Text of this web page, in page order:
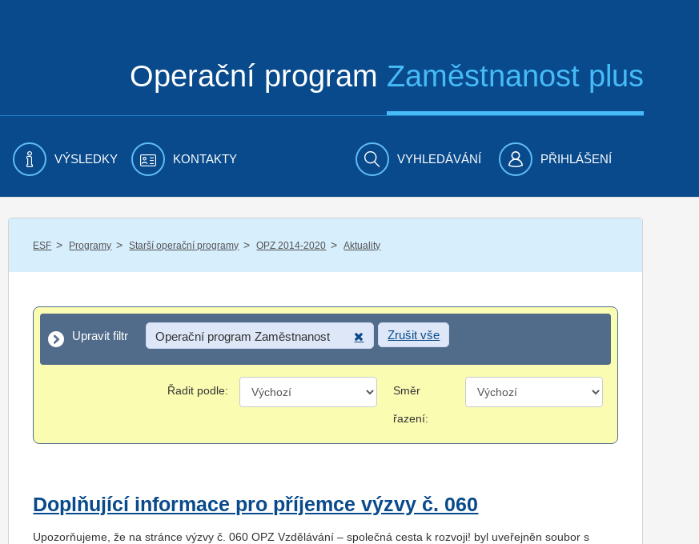
Operační program Zaměstnanost plus
VÝSLEDKY KONTAKTY VYHLEDÁVÁNÍ PŘIHLÁŠENÍ
ESF / Programy / Starší operační programy / OPZ 2014-2020 / Aktuality
Upravit filtr
Upravit filtr Operační program Zaměstnanost Zrušit vše
Řadit podle: Směr
řazení:
Doplňující informace pro příjemce výzvy č. 060
Upozorňujeme, že na stránce výzvy č. 060 OPZ Vzdělávání – společná cesta k rozvoji! byl uveřejněn soubor s